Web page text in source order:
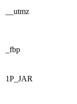
__utmz
_fbp
1P_JAR